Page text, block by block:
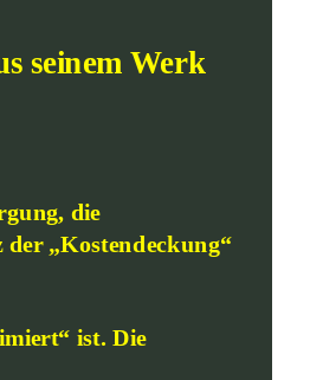
seinem Werk
die
„Kostendeckung“
ist. Die